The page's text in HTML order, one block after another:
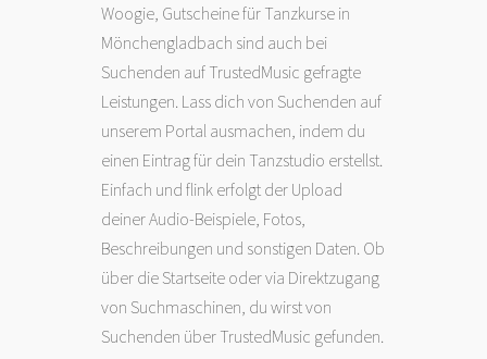
Woogie , Gutscheine für Tanzkurse in
Mönchengladbach sind auch bei
Suchenden auf TrustedMusic gefragte
Leistungen. Lass dich von Suchenden auf
unserem Portal ausmachen, indem du
einen Eintrag für dein Tanzstudio erstellst.
Einfach und flink erfolgt der Upload
deiner Audio-Beispiele, Fotos,
Beschreibungen und sonstigen Daten. Ob
über die Startseite oder via Direktzugang
von Suchmaschinen, du wirst von
Suchenden über TrustedMusic gefunden.